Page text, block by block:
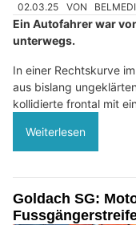
02.03.25 VON
Ein Autofahrer war
unterwegs.
In einer Rechtskurve
aus bislang
kollidierte frontal mit
Weiterlesen
Goldach SG: